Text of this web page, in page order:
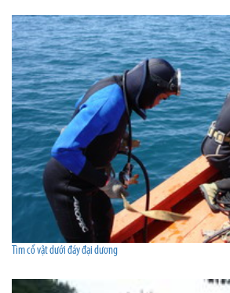
Tìm cổ vật dưới đáy đại dương